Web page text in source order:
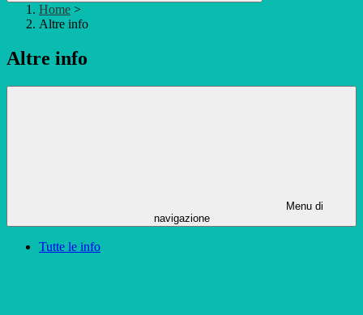
Home >
Altre info
Altre info
Menu di
navigazione
Tutte le info